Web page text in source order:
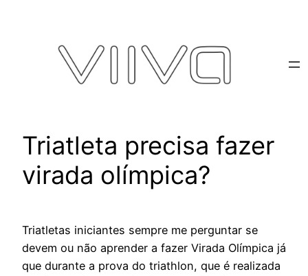
Triatleta precisa fazer
virada olímpica?
Triatletas iniciantes sempre me perguntar se
devem ou não aprender a fazer Virada Olímpica já
que durante a prova do triathlon, que é realizada